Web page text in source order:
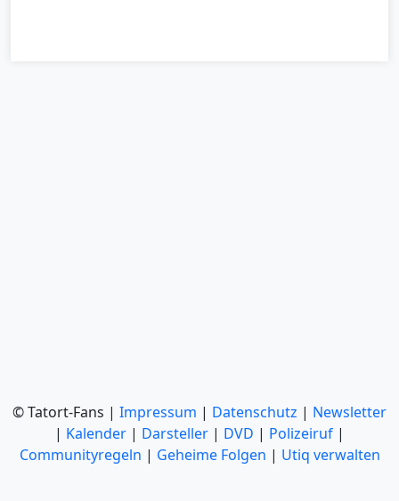
© Tatort-Fans | Impressum | Datenschutz | Newsletter
| Kalender | Darsteller | DVD | Polizeiruf |
Communityregeln | Geheime Folgen | Utiq verwalten